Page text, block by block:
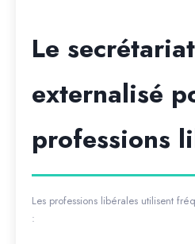
Le secrétariat
externalisé
professions
Les professions libérales utilisent
: